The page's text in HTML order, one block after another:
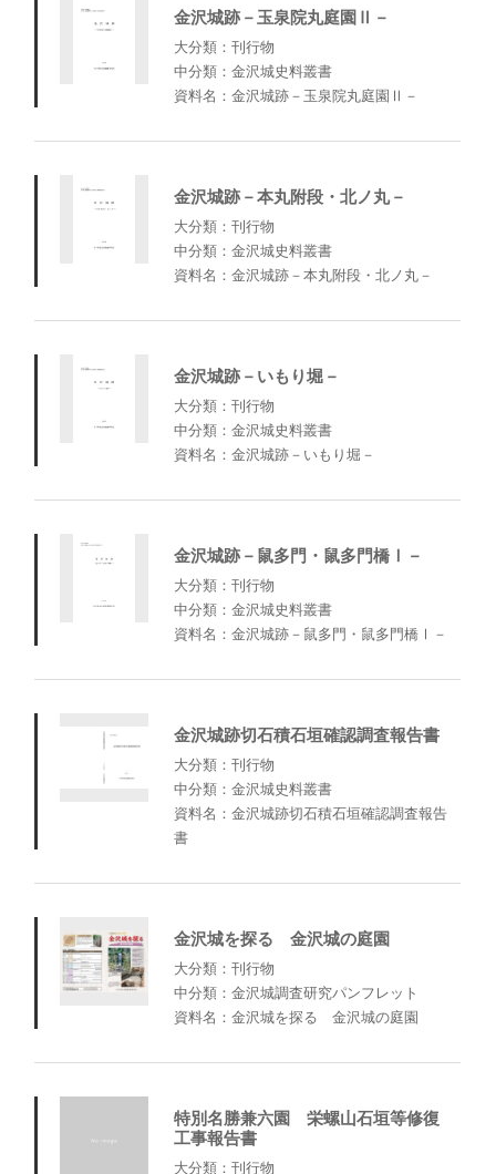
金沢城跡－玉泉院丸庭園Ⅱ－
大分類：刊行物
中分類：金沢城史料叢書
資料名：金沢城跡－玉泉院丸庭園Ⅱ－
金沢城跡－本丸附段・北ノ丸－
大分類：刊行物
中分類：金沢城史料叢書
資料名：金沢城跡－本丸附段・北ノ丸－
金沢城跡－いもり堀－
大分類：刊行物
中分類：金沢城史料叢書
資料名：金沢城跡－いもり堀－
金沢城跡－鼠多門・鼠多門橋Ⅰ－
大分類：刊行物
中分類：金沢城史料叢書
資料名：金沢城跡－鼠多門・鼠多門橋Ⅰ－
金沢城跡切石積石垣確認調査報告書
大分類：刊行物
中分類：金沢城史料叢書
資料名：金沢城跡切石積石垣確認調査報告
書
金沢城を探る 金沢城の庭園
大分類：刊行物
中分類：金沢城調査研究パンフレット
資料名：金沢城を探る 金沢城の庭園
特別名勝兼六園 栄螺山石垣等修復
工事報告書
大分類：刊行物